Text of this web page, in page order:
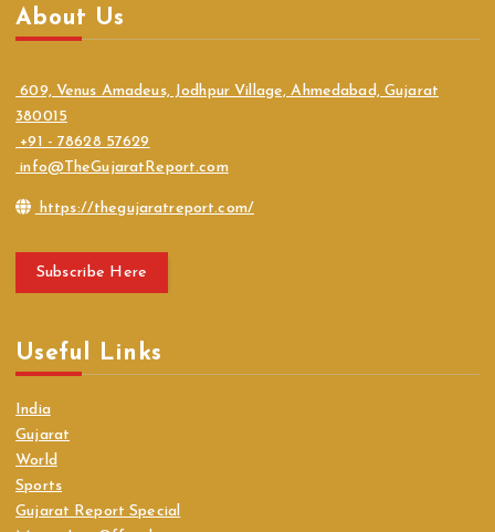
About Us
609, Venus Amadeus, Jodhpur Village, Ahmedabad, Gujarat
380015
+91 - 78628 57629
info@TheGujaratReport.com
https://thegujaratreport.com/
Subscribe Here
Useful Links
India
Gujarat
World
Sports
Gujarat Report Special